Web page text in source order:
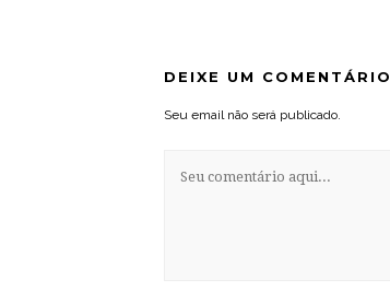
DEIXE UM COMENTÁRIO
Seu email não será publicado.